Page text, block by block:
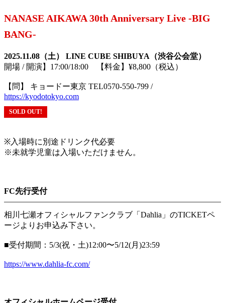
NANASE AIKAWA 30th Anniversary Live -BIG
BANG-
2025.11.08（土） LINE CUBE SHIBUYA（渋谷公会堂）
開場 / 開演】17:00/18:00 【料金】¥8,800（税込）
【問】 キョードー東京 TEL0570-550-799 /
https://kyodotokyo.com
SOLD OUT!
※入場時に別途ドリンク代必要
※未就学児童は入場いただけません。
FC先行受付
相川七瀬オフィシャルファンクラブ「Dahlia」のTICKETペ
ージよりお申込み下さい。
■受付期間：5/3(祝・土)12:00〜5/12(月)23:59
https://www.dahlia-fc.com/